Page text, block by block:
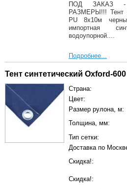
ПОД ЗАКАЗ -
РАЗМЕРЫ!!! Тент
PU 8х10м
импортная
водоупорной....
Подробнее...
Тент синтетический Oxford-
Страна:
Цвет:
Размер рулона, м:
Толщина, мм:
Тип сетки:
Доставка по
Скидка!:
Скидка!: